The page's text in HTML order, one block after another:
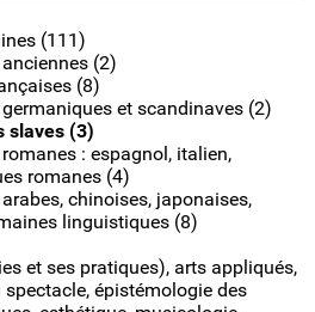
(111)
(2)
(8)
et scandinaves (2)
slaves (3)
: espagnol, italien,
romanes (4)
chinoises, japonaises,
linguistiques (8)
et ses pratiques), arts appliqués,
épistémologie des